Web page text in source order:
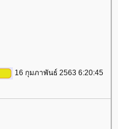
16 กุมภาพันธ์ 2563 6:20:45